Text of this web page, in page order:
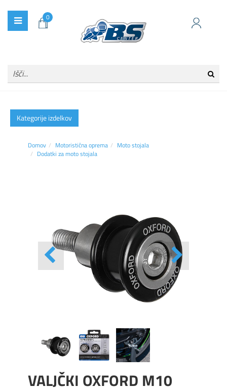
0
Kategorije izdelkov
Domov Motoristična oprema
Moto stojala
Dodatki za moto stojala
VALJČKI OXFORD M10